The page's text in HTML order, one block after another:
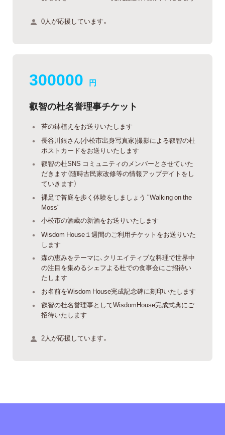
0人が応援しています。
300000 円
叡智の杜名誉理事チケット
苔の鉢植えをお送りいたします
長谷川銀さん(小松市出身写真家)撮影による叡智の杜
ポストカードをお送りいたします
叡智の杜SNS コミュニティのメンバーとさせていた
だきます（随時古民家改修等の情報アップデイトをし
ていきます）
裸足で苔庭を歩く体験をしましょう "Walking on the
Moss"
小松市の酒蔵の新酒をお送りいたします
Wisdom House１週間のご利用チケットをお送りいた
します
森の恵みをテーマに、クリエイティブな料理で世界中
の注目を集めるシェフよる杜での食事会にご招待い
たします
お名前をWisdom House完成記念碑に刻印いたします
叡智の杜名誉理事としてWisdomHouse完成式典にご
招待いたします
2人が応援しています。